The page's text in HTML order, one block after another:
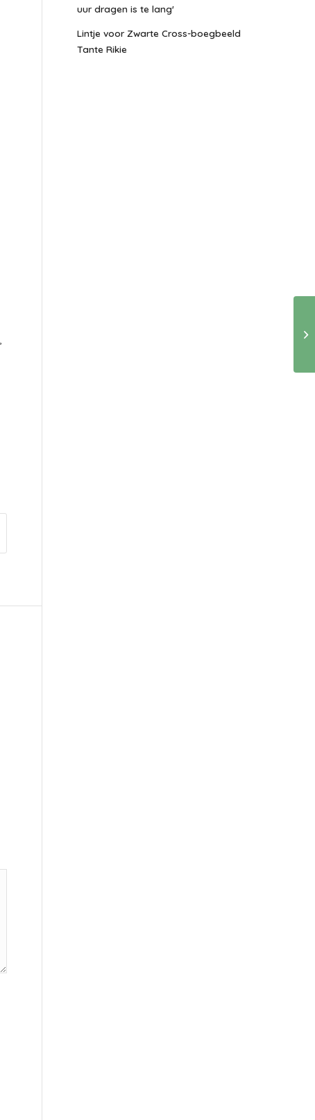
uur dragen is te lang'
Lintje voor Zwarte Cross-boegbeeld
Tante Rikie